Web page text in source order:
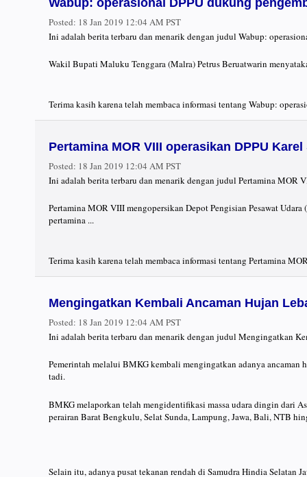
Wabup: operasional DPPU dukung
Posted: 18 Jan 2019 12:04 AM PST
Ini adalah berita terbaru dan menarik dengan judul Wabup:
Wakil Bupati Maluku Tenggara (Malra) Petrus Beruatwarin
Terima kasih karena telah membaca informasi tentang Wabup:
Pertamina MOR VIII operasikan DPPU
Posted: 18 Jan 2019 12:04 AM PST
Ini adalah berita terbaru dan menarik dengan judul Pertamina MOR
Pertamina MOR VIII mengopersikan Depot Pengisian Pesawat
pertamina ...
Terima kasih karena telah membaca informasi tentang Pertamina
Mengingatkan Kembali Ancaman Hujan
Posted: 18 Jan 2019 12:04 AM PST
Ini adalah berita terbaru dan menarik dengan judul Mengingatkan
Pemerintah melalui BMKG kembali mengingatkan adanya
tadi.
BMKG melaporkan telah mengidentifikasi massa udara dingin dari
perairan Barat Bengkulu, Selat Sunda, Lampung, Jawa, Bali, NTB
Selain itu, adanya pusat tekanan rendah di Samudra Hindia Selatan